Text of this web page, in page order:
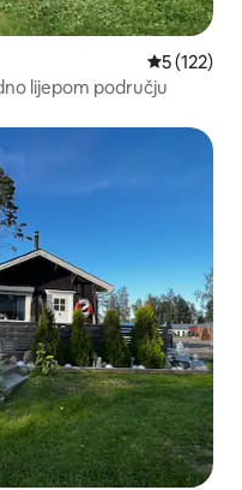
Prosječna
5 (122)
lijepom području